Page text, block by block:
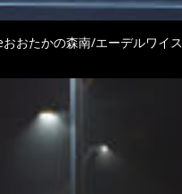
おたかの森南/エーデルワイス